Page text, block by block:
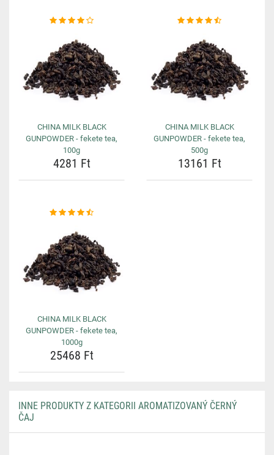
CHINA MILK BLACK
GUNPOWDER - fekete tea,
100g
4281 Ft
CHINA MILK BLACK
GUNPOWDER - fekete tea,
500g
13161 Ft
CHINA MILK BLACK
GUNPOWDER - fekete tea,
1000g
25468 Ft
INNE PRODUKTY Z KATEGORII AROMATIZOVANÝ ČERNÝ
ČAJ